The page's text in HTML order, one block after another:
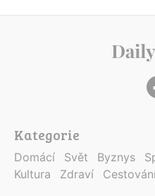
Kategorie
Domácí Svět Byznys
Kultura
Zdraví